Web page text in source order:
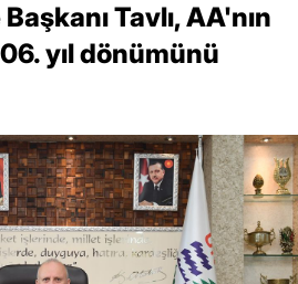
Tavlı, AA'nın
yıl dönümünü